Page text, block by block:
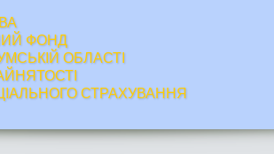
ФОНД
ОБЛАСТІ
СТРАХУВАННЯ